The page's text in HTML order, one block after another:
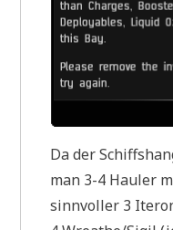
Da der
man 3-4 Hauler
sinnvoller 3